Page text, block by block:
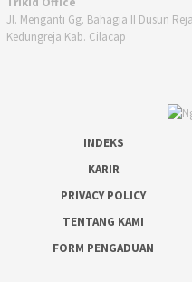
Jl. Menganti Gg. Bahagia II Dusun
Kedungreja Kab. Cilacap
INDEKS
KARIR
PRIVACY POLICY
TENTANG KAMI
FORM PENGADUAN